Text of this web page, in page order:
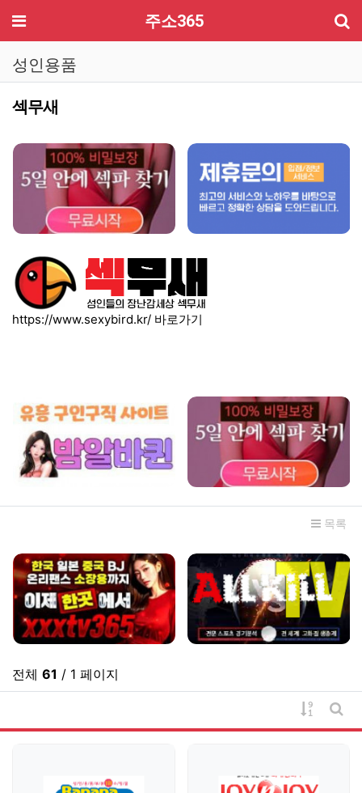
메뉴 주소365
성인용품
섹무새
컨텐츠 정보
본문
https://www.sexybird.kr/ 바로가기
목록
전체 61 / 1 페이지
게시물